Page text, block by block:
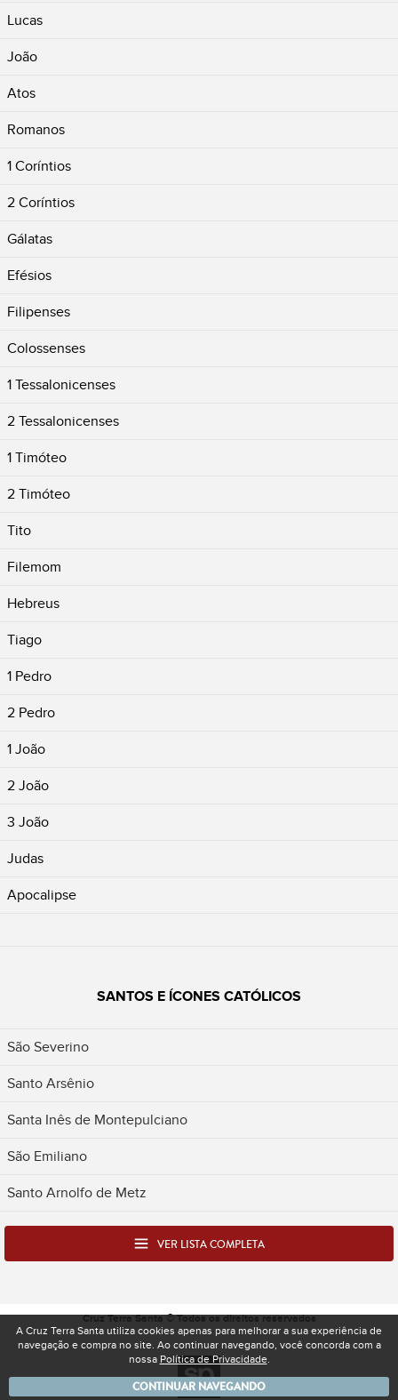
Lucas
João
Atos
Romanos
1 Coríntios
2 Coríntios
Gálatas
Efésios
Filipenses
Colossenses
1 Tessalonicenses
2 Tessalonicenses
1 Timóteo
2 Timóteo
Tito
Filemom
Hebreus
Tiago
1 Pedro
2 Pedro
1 João
2 João
3 João
Judas
Apocalipse
SANTOS E ÍCONES CATÓLICOS
São Severino
Santo Arsênio
Santa Inês de Montepulciano
São Emiliano
Santo Arnolfo de Metz
VER LISTA COMPLETA
Cruz Terra Santa © Todos os direitos reservados
Desenvolvido pela Spacelab - Produtora e
A Cruz Terra Santa utiliza cookies apenas para melhorar a sua experiência de
navegação e compra no site. Ao continuar navegando, você concorda com a
nossa Política de Privacidade.
CONTINUAR NAVEGANDO